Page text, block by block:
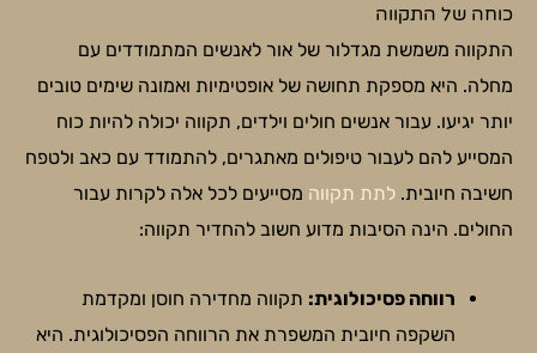
כוחה של התקווה
התקווה משמשת מגדלור של אור לאנשים המתמודדים עם
מחלה. היא מספקת תחושה של אופטימיות ואמונה שימים טובים
יותר יגיעו. עבור אנשים חולים וילדים, תקווה יכולה להיות כוח
המסייע להם לעבור טיפולים מאתגרים, להתמודד עם כאב ולטפח
חשיבה חיובית. לתת תקווה מסייעים לכל אלה לקרות עבור
החולים. הינה הסיבות מדוע חשוב להחדיר תקווה:
רווחה פסיכולוגית: תקווה מחדירה חוסן ומקדמת
השקפה חיובית המשפרת את הרווחה הפסיכולוגית. היא